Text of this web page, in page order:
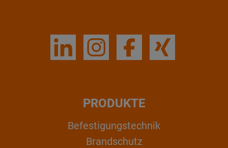
PRODUKTE
Befestigungstechnik
Brandschutz